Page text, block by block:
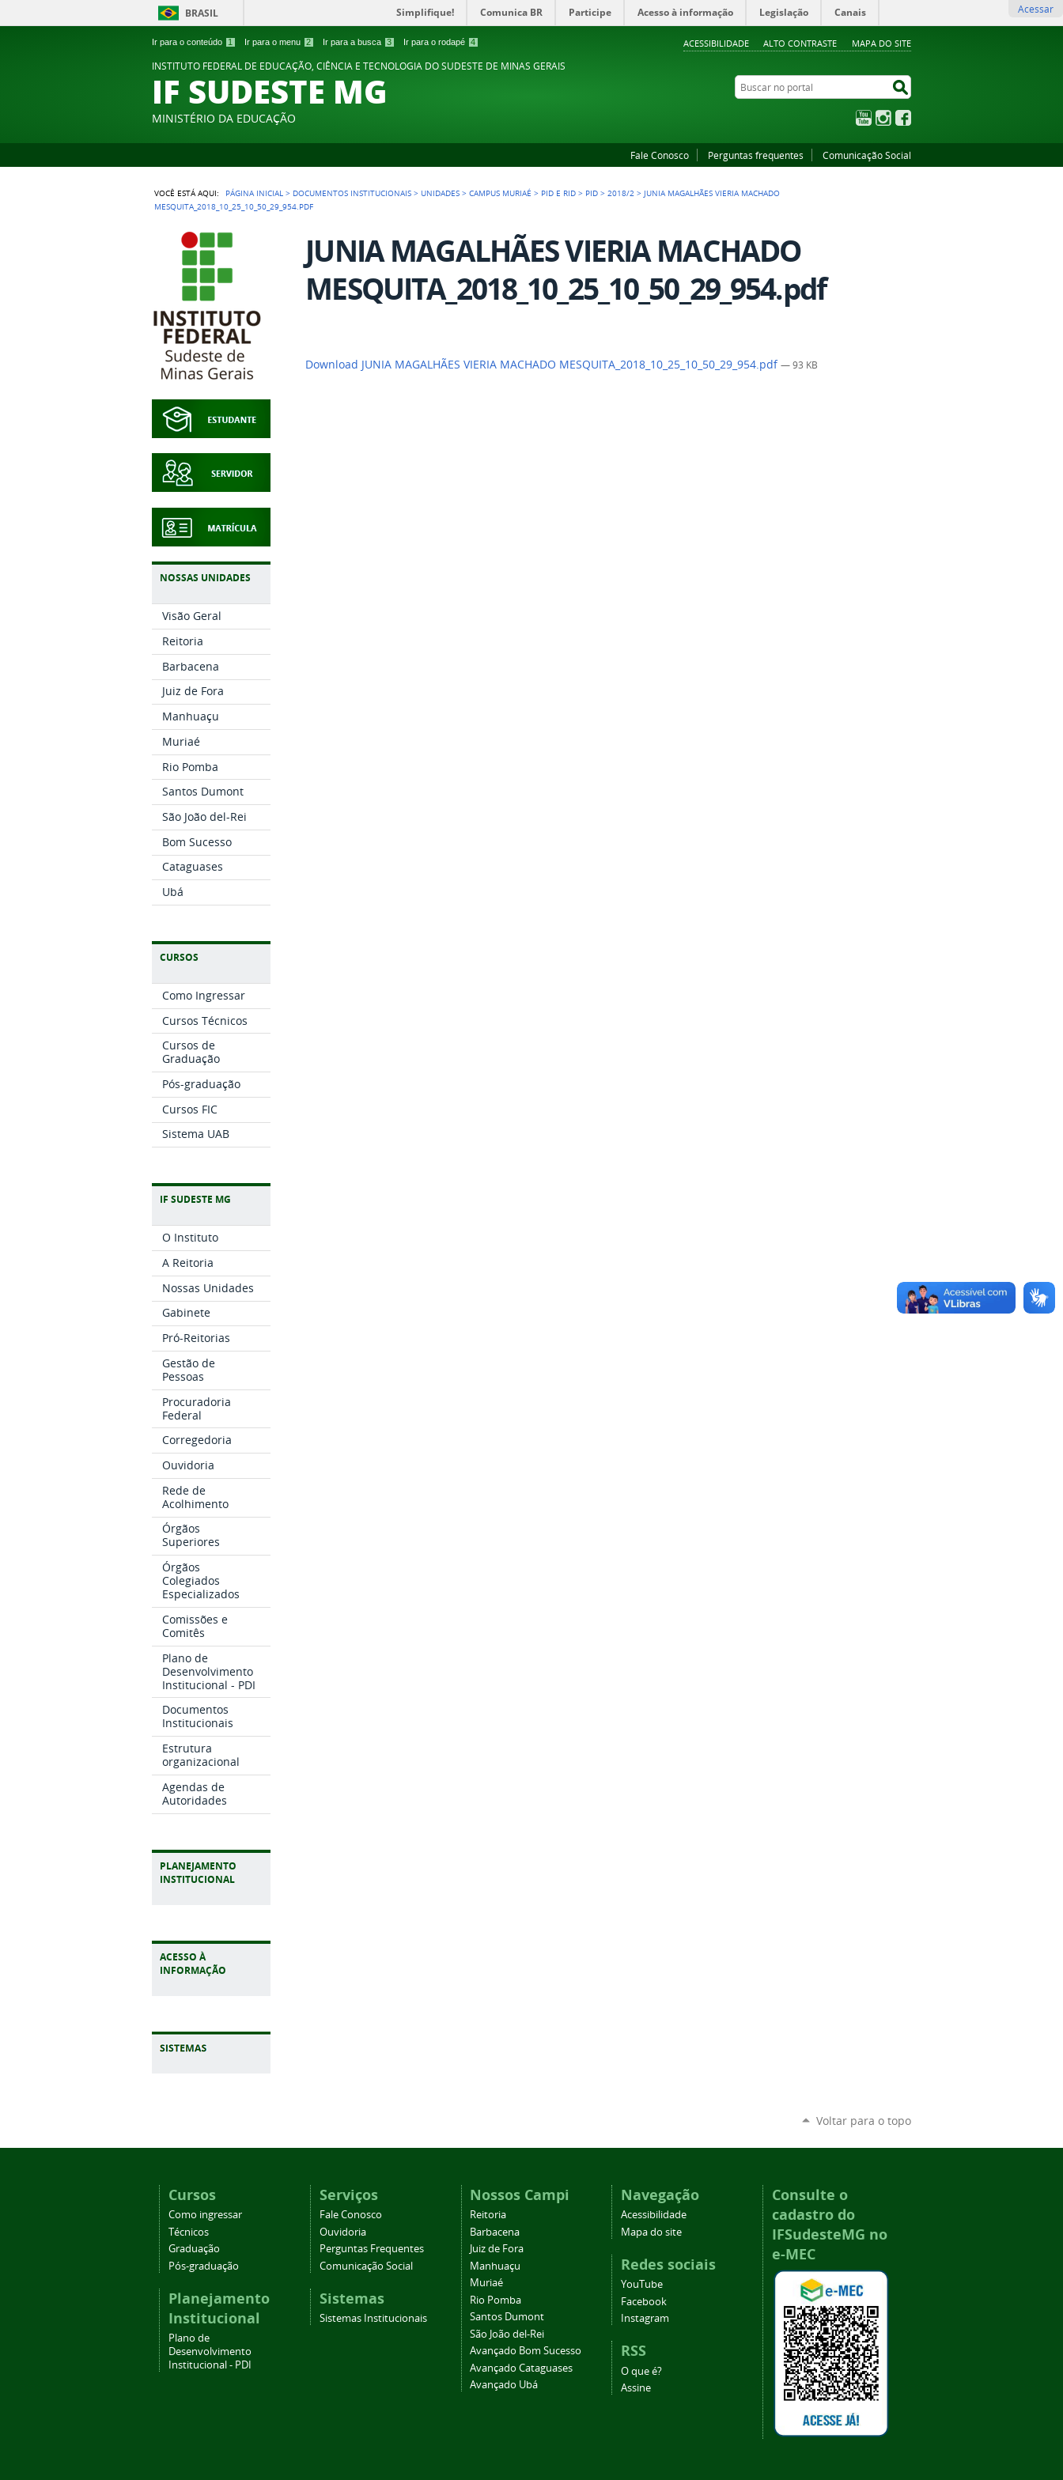
Ir para o conteúdo 1 Ir para o menu 2 Ir para a busca 3 Ir para o rodapé 4 ACESSIBILIDADE ALTO CONTRASTE MAPA DO SITE
BRASIL Simplifique! Comunica BR Participe Acesso à informação Legislação Canais Acessar
INSTITUTO FEDERAL DE EDUCAÇÃO, CIÊNCIA E TECNOLOGIA DO SUDESTE DE MINAS GERAIS
IF SUDESTE MG
MINISTÉRIO DA EDUCAÇÃO
Buscar no portal
YouTubeInstagram
Fale Conosco Perguntas frequentes Comunicação Social
VOCÊ ESTÁ AQUI: PÁGINA INICIAL > DOCUMENTOS INSTITUCIONAIS > UNIDADES >CAMPUS MURIAÉ > PID E RID > PID >2018/2 > JUNIA MAGALHÃES VIERIA MACHADO
MESQUITA_2018_10_25_10_50_29_954.PDF
NOSSAS UNIDADES
Visão Geral
Reitoria
Barbacena
Juiz de Fora
Manhuaçu
Muriaé
Rio Pomba
Santos Dumont
São João del-Rei
Bom Sucesso
Cataguases
Ubá
CURSOS
Como Ingressar
Cursos Técnicos
Cursos de
Graduação
Pós-graduação
Cursos FIC
Sistema UAB
IF SUDESTE MG
O Instituto
A Reitoria
Nossas Unidades
Gabinete
Pró-Reitorias
Gestão de
Pessoas
Procuradoria
Federal
Corregedoria
Ouvidoria
Rede de
Acolhimento
Órgãos
Superiores
Órgãos
Colegiados
Especializados
Comissões e
Comitês
Plano de
Desenvolvimento
Institucional - PDI
Documentos
Institucionais
Estrutura
organizacional
Agendas de
Autoridades
PLANEJAMENTO
INSTITUCIONAL
ACESSO À
INFORMAÇÃO
JUNIA MAGALHÃES VIERIA MACHADO
MESQUITA_2018_10_25_10_50_29_954.pdf
Download JUNIA MAGALHÃES VIERIA MACHADO MESQUITA_2018_10_25_10_50_29_954.pdf— 93 KB
Voltar para o topo
Cursos
Como ingressar
Técnicos
Graduação
Pós-graduação
Planejamento
Institucional
Plano de
Desenvolvimento
Institucional - PDI
Serviços
Fale Conosco
Ouvidoria
Perguntas Frequentes
Comunicação Social
Sistemas
Sistemas Institucionais
Nossos Campi
Reitoria
Barbacena
Juiz de Fora
Manhuaçu
Muriaé
Rio Pomba
Santos Dumont
São João del-Rei
Avançado Bom Sucesso
Avançado Cataguases
Avançado Ubá
Navegação
Acessibilidade
Mapa do site
Redes sociais
YouTube
Facebook
Instagram
RSS
O que é?
Assine
Consulte o
cadastro do
IFSudesteMG no
e-MEC